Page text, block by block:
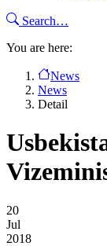
Search…
You are here:
News
News
Detail
20
Jul
2018